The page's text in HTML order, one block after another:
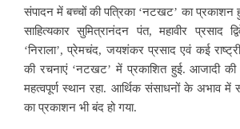
संपादन में बच्चों की पत्रिका ‘नटखट’ का
साहित्यकार सुमित्रानंदन पंत, महावीर प्रसाद
‘निराला’, प्रेमचंद, जयशंकर प्रसाद एवं कई
की रचनाएं ‘नटखट’ में प्रकाशित हुई. आजादी
महत्वपूर्ण स्थान रहा. आर्थिक संसाधनों के अभाव
का प्रकाशन भी बंद हो गया.